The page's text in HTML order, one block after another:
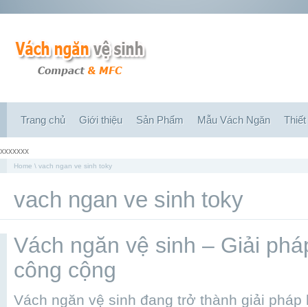
Trang chủ Giới thiệu Sản Phẩm Mẫu Vách Ngăn
xxxxxxx
Home \ vach ngan ve sinh toky
vach ngan ve sinh toky
Vách ngăn vệ sinh – Giải
công cộng
Vách ngăn vệ sinh đang trở thành giải